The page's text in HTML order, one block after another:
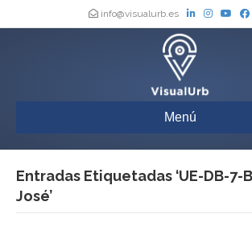
info@visualurb.es
Menú
Entradas Etiquetadas ‘UE-DB-7-
José’